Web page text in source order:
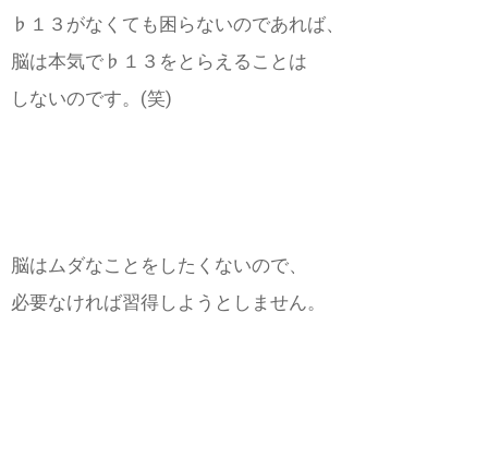
♭１３がなくても困らないのであれば、
脳は本気で♭１３をとらえることは
しないのです。(笑)
脳はムダなことをしたくないので、
必要なければ習得しようとしません。